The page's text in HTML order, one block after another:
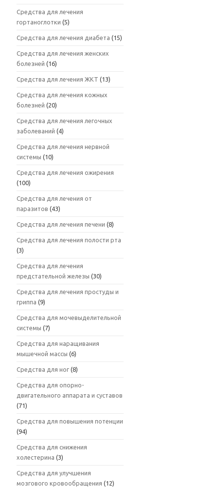
Средства для лечения
гортаноглотки (5)
Средства для лечения диабета (15)
Средства для лечения женских
болезней (16)
Средства для лечения ЖКТ (13)
Средства для лечения кожных
болезней (20)
Средства для лечения легочных
заболеваний (4)
Средства для лечения нервной
системы (10)
Средства для лечения ожирения
(100)
Средства для лечения от
паразитов (43)
Средства для лечения печени (8)
Средства для лечения полости рта
(3)
Средства для лечения
предстательной железы (30)
Средства для лечения простуды и
гриппа (9)
Средства для мочевыделительной
системы (7)
Средства для наращивания
мышечной массы (6)
Средства для ног (8)
Средства для опорно-
двигательного аппарата и суставов
(71)
Средства для повышения потенции
(94)
Средства для снижения
холестерина (3)
Средства для улучшения
мозгового кровообращения (12)